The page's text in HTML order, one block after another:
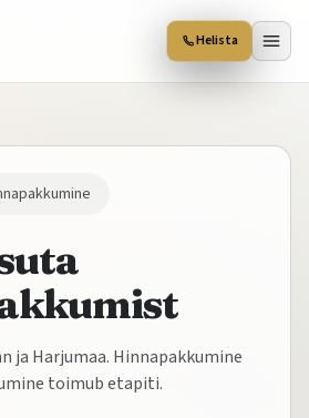
Helista
ja Harjumaa. Hinnapakkumine
toimub etapiti.